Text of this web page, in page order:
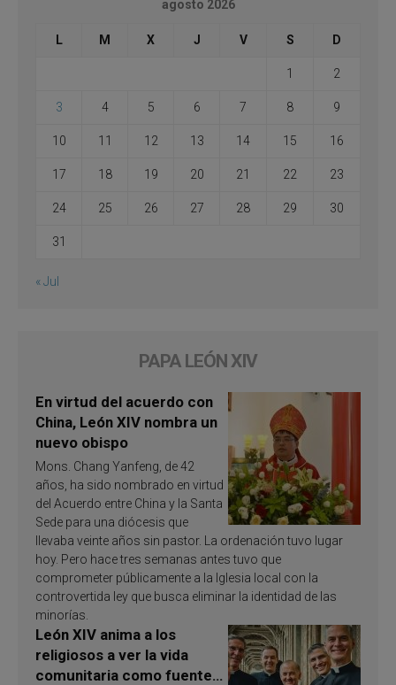
agosto 2026
L M X J V S D
1 2
3 4 5 6 7 8 9
10 11 12 13 14 15 16
17 18 19 20 21 22 23
24 25 26 27 28 29 30
31
« Jul
PAPA LEÓN XIV
En virtud del acuerdo con
China, León XIV nombra un
nuevo obispo
Mons. Chang Yanfeng, de 42
años, ha sido nombrado en virtud
del Acuerdo entre China y la Santa
Sede para una diócesis que
llevaba veinte años sin pastor. La ordenación tuvo lugar
hoy. Pero hace tres semanas antes tuvo que
comprometer públicamente a la Iglesia local con la
controvertida ley que busca eliminar la identidad de las
minorías.
León XIV anima a los
religiosos a ver la vida
comunitaria como fuente